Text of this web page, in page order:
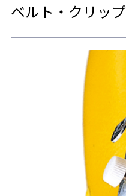
ベルト・クリップ